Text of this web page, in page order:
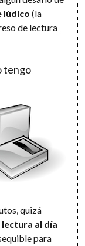
lúdico(la
de lectura
tengo
quizá
al día
para